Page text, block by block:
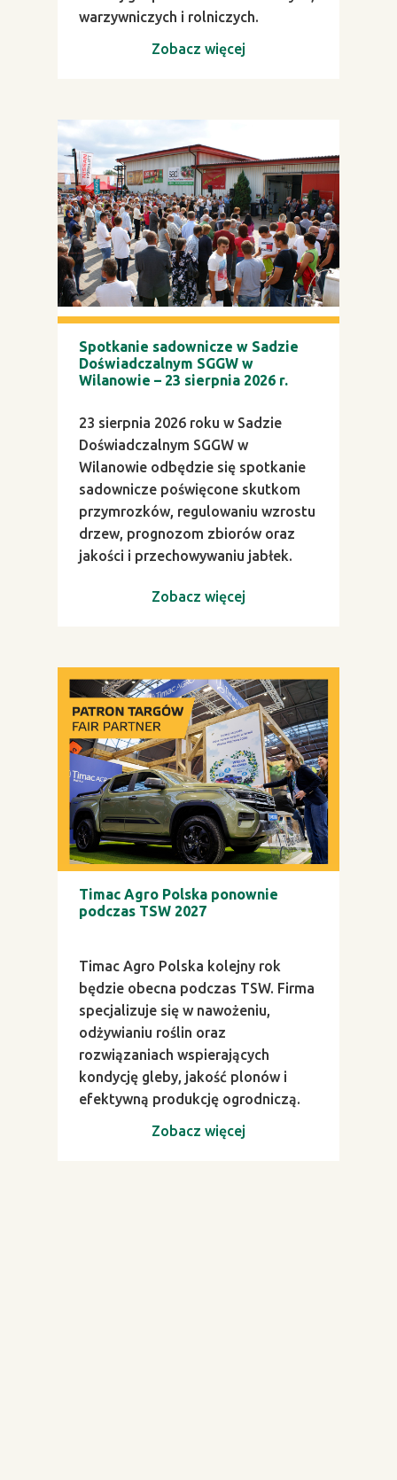
warzywniczych i rolniczych.
Zobacz więcej
Spotkanie sadownicze w Sadzie
Doświadczalnym SGGW w
Wilanowie – 23 sierpnia 2026 r.
23 sierpnia 2026 roku w Sadzie
Doświadczalnym SGGW w
Wilanowie odbędzie się spotkanie
sadownicze poświęcone skutkom
przymrozków, regulowaniu wzrostu
drzew, prognozom zbiorów oraz
jakości i przechowywaniu jabłek.
Zobacz więcej
Timac Agro Polska ponownie
podczas TSW 2027
Timac Agro Polska kolejny rok
będzie obecna podczas TSW. Firma
specjalizuje się w nawożeniu,
odżywianiu roślin oraz
rozwiązaniach wspierających
kondycję gleby, jakość plonów i
efektywną produkcję ogrodniczą.
Zobacz więcej